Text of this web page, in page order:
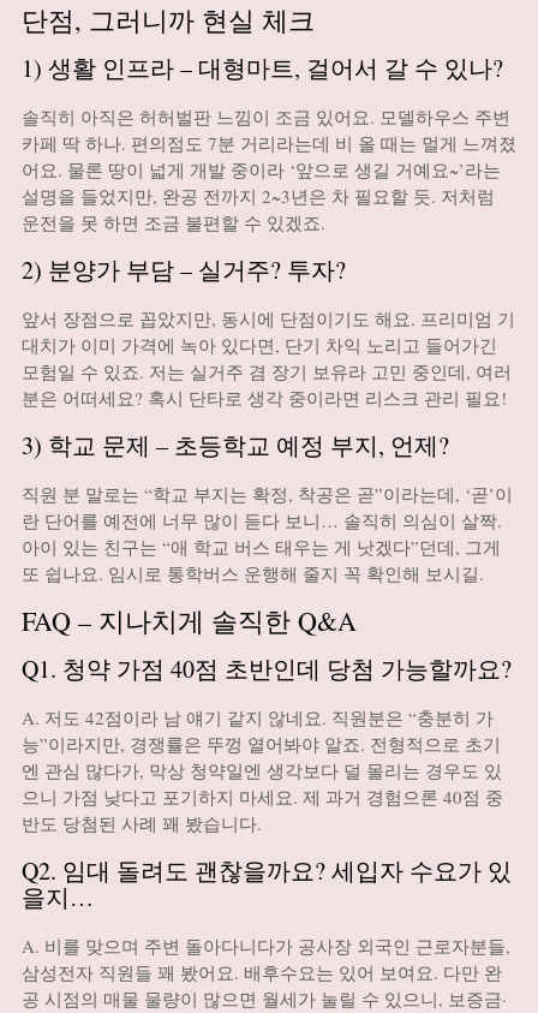
단점, 그러니까 현실 체크
1) 생활 인프라 – 대형마트, 걸어서 갈 수 있나?
솔직히 아직은 허허벌판 느낌이 조금 있어요. 모델하우스 주변
카페 딱 하나. 편의점도 7분 거리라는데 비 올 때는 멀게 느껴졌
어요. 물론 땅이 넓게 개발 중이라 ‘앞으로 생길 거예요~’라는
설명을 들었지만, 완공 전까지 2~3년은 차 필요할 듯. 저처럼
운전을 못 하면 조금 불편할 수 있겠죠.
2) 분양가 부담 – 실거주? 투자?
앞서 장점으로 꼽았지만, 동시에 단점이기도 해요. 프리미엄 기
대치가 이미 가격에 녹아 있다면, 단기 차익 노리고 들어가긴
모험일 수 있죠. 저는 실거주 겸 장기 보유라 고민 중인데, 여러
분은 어떠세요? 혹시 단타로 생각 중이라면 리스크 관리 필요!
3) 학교 문제 – 초등학교 예정 부지, 언제?
직원 분 말로는 “학교 부지는 확정, 착공은 곧”이라는데, ‘곧’이
란 단어를 예전에 너무 많이 듣다 보니… 솔직히 의심이 살짝.
아이 있는 친구는 “애 학교 버스 태우는 게 낫겠다”던데, 그게
또 쉽나요. 임시로 통학버스 운행해 줄지 꼭 확인해 보시길.
FAQ – 지나치게 솔직한 Q&A
Q1. 청약 가점 40점 초반인데 당첨 가능할까요?
A. 저도 42점이라 남 얘기 같지 않네요. 직원분은 “충분히 가
능”이라지만, 경쟁률은 뚜껑 열어봐야 알죠. 전형적으로 초기
엔 관심 많다가, 막상 청약일엔 생각보다 덜 몰리는 경우도 있
으니 가점 낮다고 포기하지 마세요. 제 과거 경험으론 40점 중
반도 당첨된 사례 꽤 봤습니다.
Q2. 임대 돌려도 괜찮을까요? 세입자 수요가 있
을지…
A. 비를 맞으며 주변 돌아다니다가 공사장 외국인 근로자분들,
삼성전자 직원들 꽤 봤어요. 배후수요는 있어 보여요. 다만 완
공 시점의 매물 물량이 많으면 월세가 눌릴 수 있으니, 보증금·